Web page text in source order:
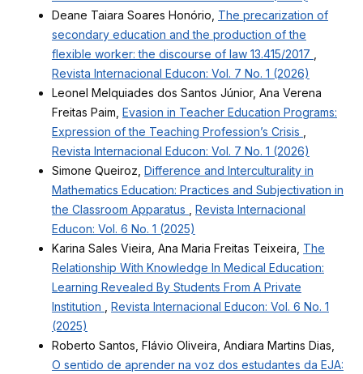
Deane Taiara Soares Honório, The precarization of
secondary education and the production of the
flexible worker: the discourse of law 13.415/2017
Revista Internacional Educon: Vol. 7 No. 1 (2026)
Leonel Melquiades dos Santos Júnior, Ana Verena
Freitas Paim, Evasion in Teacher Education Programs:
Expression of the Teaching Profession’s Crisis
Revista Internacional Educon: Vol. 7 No. 1 (2026)
Simone Queiroz, Difference and Interculturality in
Mathematics Education: Practices and Subjectivation in
the Classroom Apparatus
Revista Internacional
Educon: Vol. 6 No. 1 (2025)
Karina Sales Vieira, Ana Maria Freitas Teixeira, The
Relationship With Knowledge In Medical Education:
Learning Revealed By Students From A Private
Institution
Revista Internacional Educon: Vol. 6 No. 1
(2025)
Roberto Santos, Flávio Oliveira, Andiara Martins Dias,
O sentido de aprender na voz dos estudantes da EJA: